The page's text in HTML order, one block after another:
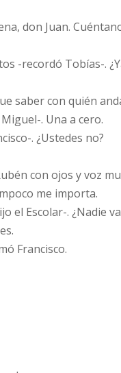
don Juan.
-recordó Tobías-.
saber con quién
. Una a cero.
. ¿Ustedes no?
con ojos y voz
me importa.
el Escolar-. ¿Nadie
Francisco.